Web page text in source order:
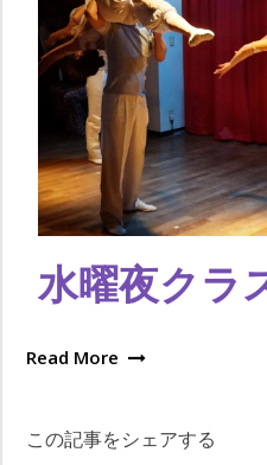
水曜夜クラ
Read More
この記事をシェアする